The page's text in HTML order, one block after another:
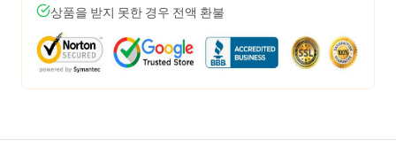
상품을 받지 못한 경우 전액 환불